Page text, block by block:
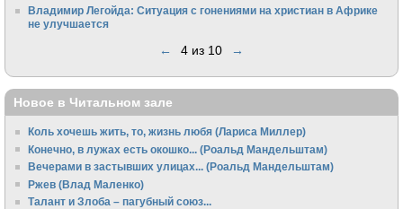
Владимир Легойда: Ситуация с гонениями на христиан в Африке
не улучшается
← 4 из 10 →
Новое в Читальном зале
Коль хочешь жить, то, жизнь любя (Лариса Миллер)
Конечно, в лужах есть окошко... (Роальд Мандельштам)
Вечерами в застывших улицах... (Роальд Мандельштам)
Ржев (Влад Маленко)
Талант и Злоба – пагубный союз...